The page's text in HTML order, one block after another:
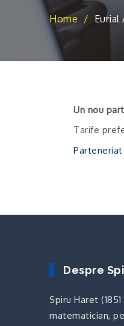
Home Eurial
Un nou
Tarife
Parteneriat
Despre
Spiru Haret
matematician,